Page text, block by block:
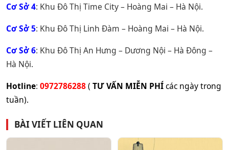
Cơ Sở 4: Khu Đô Thị Time City – Hoàng Mai – Hà Nội.
Cơ Sở 5: Khu Đô Thị Linh Đàm – Hoàng Mai – Hà Nội.
Cơ Sở 6: Khu Đô Thị An Hưng – Dương Nội – Hà Đông –
Hà Nội.
Hotline: 0972786288( TƯ VẤN MIỄN PHÍcác ngày trong
tuần).
BÀI VIẾT LIÊN QUAN